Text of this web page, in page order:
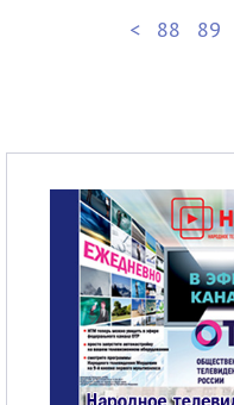
< 88 89